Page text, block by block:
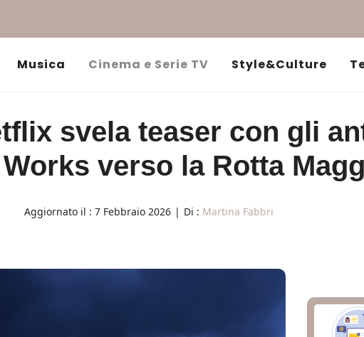
Musica Cinema e Serie TV Style&Culture
svela teaser con gli
verso la Rotta
Aggiornato il : 7 Febbraio 2026 | Di : Martina Fabbri